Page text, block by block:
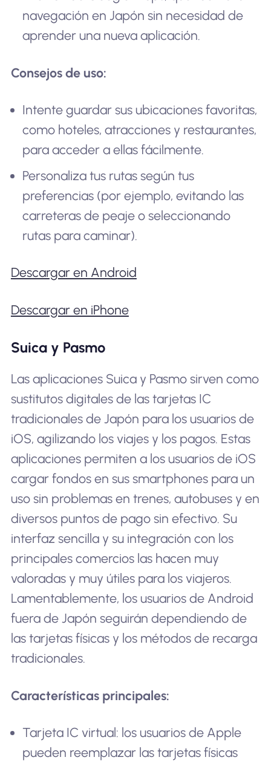
navegación en Japón sin necesidad de
aprender una nueva aplicación.
Consejos de uso:
Intente guardar sus ubicaciones favoritas,
como hoteles, atracciones y restaurantes,
para acceder a ellas fácilmente.
Personaliza tus rutas según tus
preferencias (por ejemplo, evitando las
carreteras de peaje o seleccionando
rutas para caminar).
Descargar en Android
Descargar en iPhone
Suica y Pasmo
Las aplicaciones Suica y Pasmo sirven como
sustitutos digitales de las tarjetas IC
tradicionales de Japón para los usuarios de
iOS, agilizando los viajes y los pagos. Estas
aplicaciones permiten a los usuarios de iOS
cargar fondos en sus smartphones para un
uso sin problemas en trenes, autobuses y en
diversos puntos de pago sin efectivo. Su
interfaz sencilla y su integración con los
principales comercios las hacen muy
valoradas y muy útiles para los viajeros.
Lamentablemente, los usuarios de Android
fuera de Japón seguirán dependiendo de
las tarjetas físicas y los métodos de recarga
tradicionales.
Características principales:
Tarjeta IC virtual: los usuarios de Apple
pueden reemplazar las tarjetas físicas